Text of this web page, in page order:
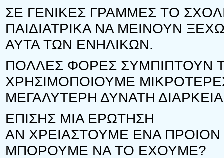
ΣΕ ΓΕΝΙΚΕΣ ΓΡΑΜΜΕΣ ΤΟ
ΠΑΙΔΙΑΤΡΙΚΑ ΝΑ ΜΕΙΝΟΥΝ
ΑΥΤΑ ΤΩΝ ΕΝΗΛΙΚΩΝ.
ΠΟΛΛΕΣ ΦΟΡΕΣ ΣΥΜΠΙΠΤΟΥΝ
ΧΡΗΣΙΜΟΠΟΙΟΥΜΕ
ΜΕΓΑΛΥΤΕΡΗ ΔΥΝΑΤΗ
ΕΠΙΣΗΣ ΜΙΑ ΕΡΩΤΗΣΗ
ΑΝ ΧΡΕΙΑΣΤΟΥΜΕ ΕΝΑ ΠΡΟΙΟΝ
ΜΠΟΡΟΥΜΕ ΝΑ ΤΟ ΕΧΟΥΜΕ?